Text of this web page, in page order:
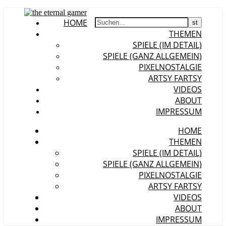
HOME
THEMEN
SPIELE (IM DETAIL)
SPIELE (GANZ ALLGEMEIN)
PIXELNOSTALGIE
ARTSY FARTSY
VIDEOS
ABOUT
IMPRESSUM
HOME
THEMEN
SPIELE (IM DETAIL)
SPIELE (GANZ ALLGEMEIN)
PIXELNOSTALGIE
ARTSY FARTSY
VIDEOS
ABOUT
IMPRESSUM